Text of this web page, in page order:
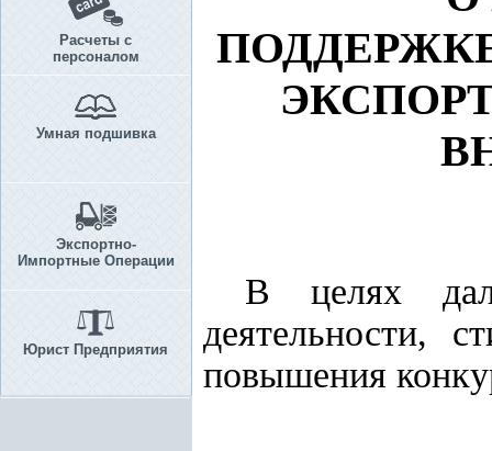
Расчеты с
персоналом
Умная подшивка
Экспортно-
Импортные Операции
Юрист Предприятия
В целях
деятельности,
повышения